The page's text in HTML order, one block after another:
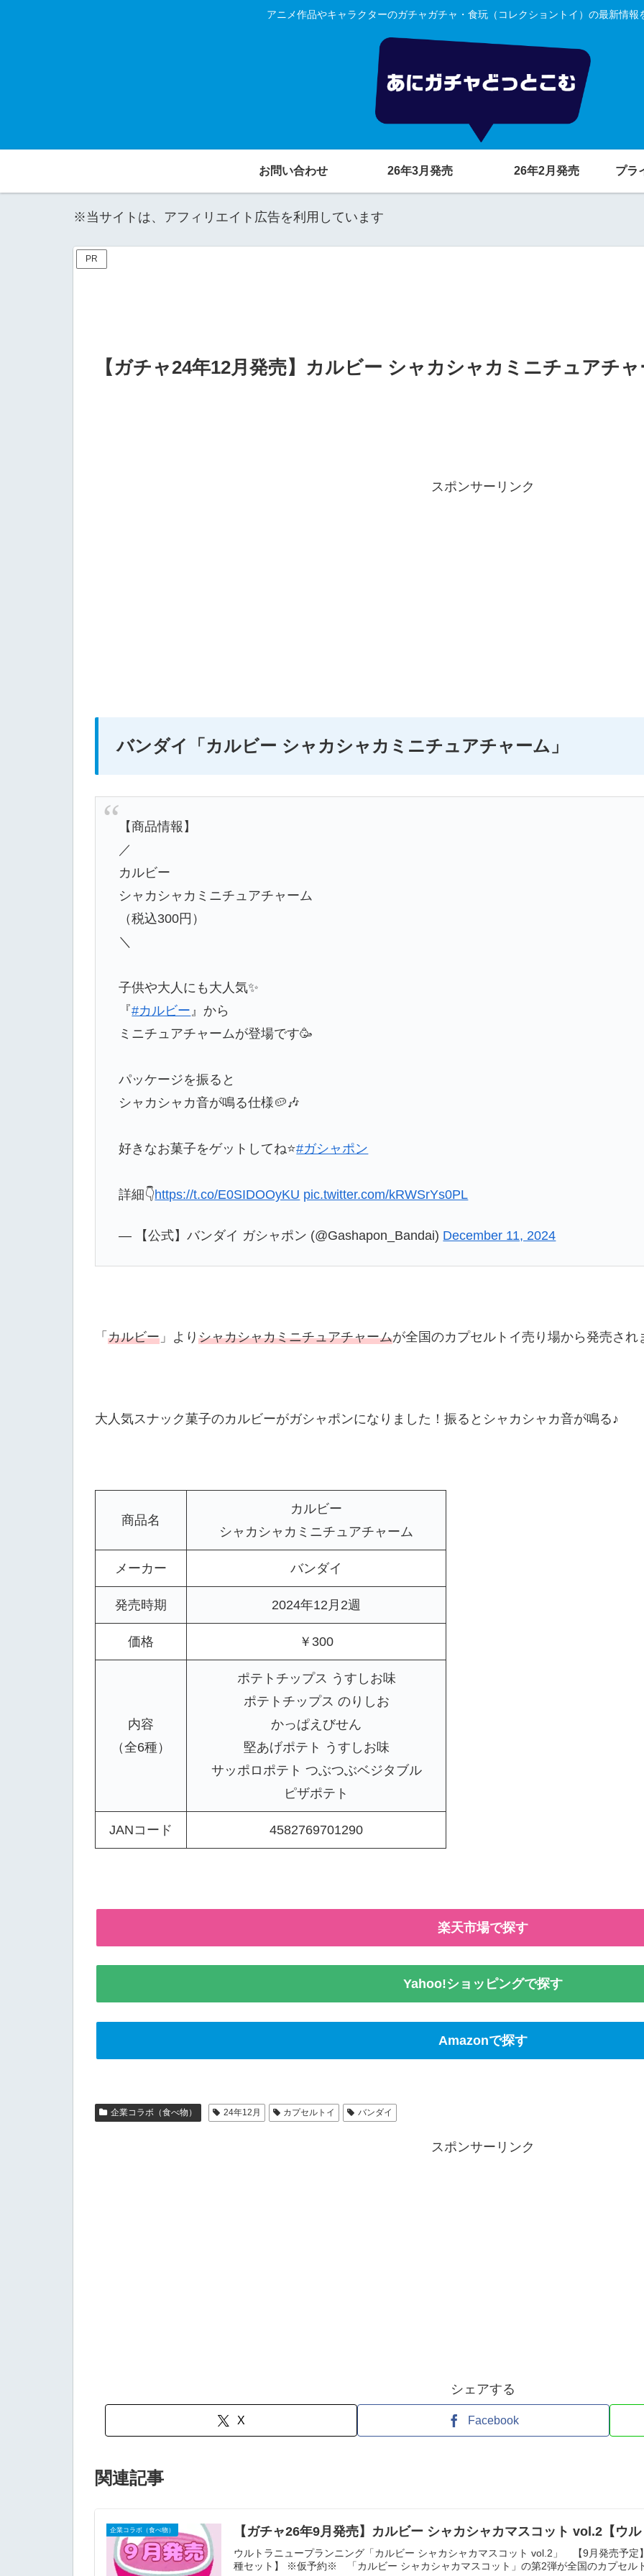
アニメ作品やキャラクターのガチャガチャ・食玩（コレクショントイ）の最新情報
お問い合わせ 26年3月発売 26年2月発売 プラ
※当サイトは、アフィリエイト広告を利用しています
PR
【ガチャ24年12月発売】カルビー シャカシャカミニチュアチ
スポンサーリンク
バンダイ 「カルビー シャカシャカミニチュアチャーム」
【商品情報】
／
カルビー
シャカシャカミニチュアチャーム
（税込300円）
＼
子供や大人にも大人気✨
『#カルビー』から
ミニチュアチャームが登場です🥳
パッケージを振ると
シャカシャカ音が鳴る仕様🥔🎶
好きなお菓子をゲットしてね⭐#ガシャポン
詳細👇https://t.co/E0SIDOOyKU pic.twitter.com/kRWSrYs0PL
— 【公式】バンダイ ガシャポン (@Gashapon_Bandai) December 11, 2024
「 カルビー 」より シャカシャカミニチュアチャームが全国のカプセルトイ売り場から発売され
大人気スナック菓子のカルビーがガシャポンになりました！振るとシャカシャカ音が鳴る♪
商品名
カルビー
シャカシャカミニチュアチャーム
メーカー バンダイ
発売時期 2024年12月2週
価格 ￥300
内容
（全6種）
ポテトチップス うすしお味
ポテトチップス のりしお
かっぱえびせん
堅あげポテト うすしお味
サッポロポテト つぶつぶベジタブル
ピザポテト
JANコード 4582769701290
楽天市場で探す
Yahoo!ショッピングで探す
Amazonで探す
企業コラボ（食べ物） 24年12月 カプセルトイ バンダイ
スポンサーリンク
シェアする
X Facebook
関連記事
企業コラボ（食べ物） 【ガチャ26年9月発売】カルビー シャカシャカマスコット vol.2【ウ
ウルトラニュープランニング「カルビー シャカシャカマスコット vol.2」 【9月発売予
種セット】 ※仮予約※ 「カルビー シャカシャカマスコット」の第2弾が全国のカプセル